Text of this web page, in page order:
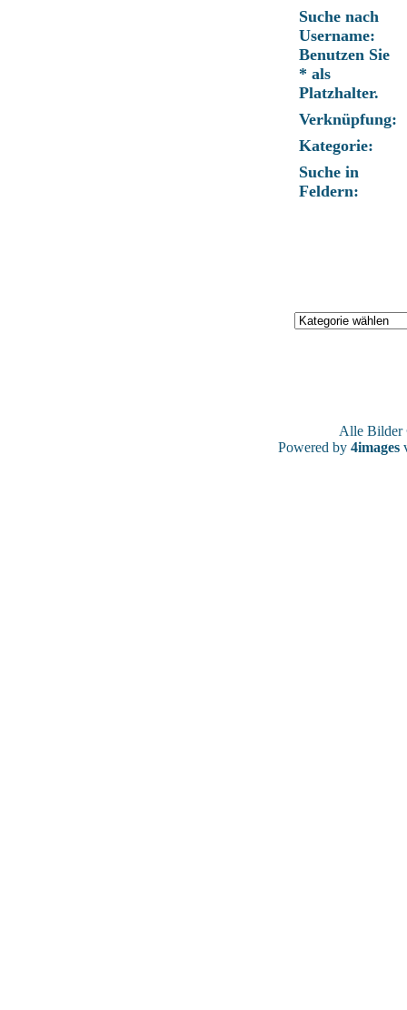
Suche nach
Username:
Benutzen Sie
* als
Platzhalter.
Verknüpfung:
Kategorie:
Suche in
Feldern:
Alle
Powered by 4images